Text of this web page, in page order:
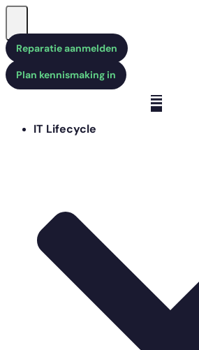
Reparatie aanmelden
Plan kennismaking in
IT Lifecycle